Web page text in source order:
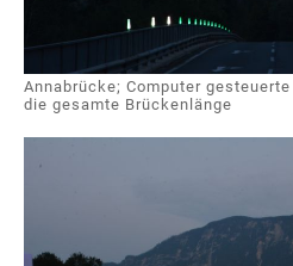
Annabrücke; Computer
die gesamte Brückenlänge